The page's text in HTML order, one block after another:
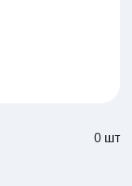
0 шт